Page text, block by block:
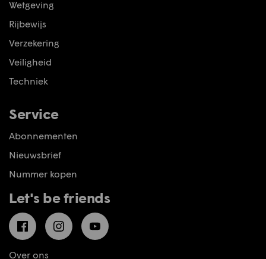
Wetgeving
Rijbewijs
Verzekering
Veiligheid
Techniek
Service
Abonnementen
Nieuwsbrief
Nummer kopen
Let's be friends
FacebookInstagramYouTube
Over ons